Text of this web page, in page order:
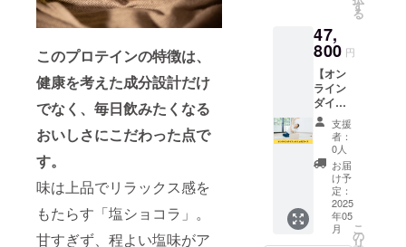
このプロテインの特徴は、
健康を考えた成分設計だけ
でなく、毎日飲みたくなる
おいしさにこだわった点で
す。
味は上品でリラックス感を
もたらす「塩ショコラ」。
甘すぎず、程よい塩味がア
インは
Zoomを
使用し
ます。
※こちら
の権利
の有効
期限は
2025年
5月から
1年間で
す。
インの
参加方
法は
メール
にてお
送りさ
せてい
ただき
ます。
※オンラ
インは
Zoomを
使用し
ます。
※こちら
ンサー
として
掲載い
たしま
す。
ANCHO
RのHP
であな
たの企
業名を
PRでき
ます。
※掲載内
容は
メール
す
る
47,
800 円
【オン
ライン
ダイ
エット
コース
１ヶ月
コー
ス】 寝
る前専
用プロ
テイン
を活用
支援
者：
0人
お届
け予
定：
2025
年05
月
こ
の
リ